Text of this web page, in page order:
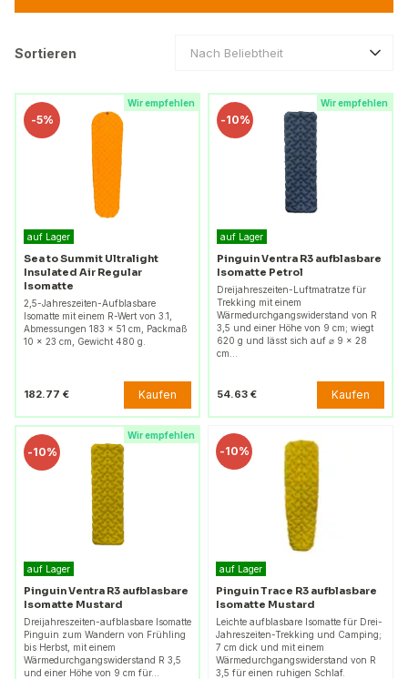
Sortieren Nach Beliebtheit
Wir empfehlen
-5%
auf Lager
Sea to Summit Ultralight
Insulated Air Regular
Isomatte
2,5-Jahreszeiten-Aufblasbare
Isomatte mit einem R-Wert von 3.1,
Abmessungen 183 x 51 cm, Packmaß
10 x 23 cm, Gewicht 480 g.
182.77 € Kaufen
Wir empfehlen
-10%
auf Lager
Pinguin Ventra R3 aufblasbare
Isomatte Petrol
Dreijahreszeiten-Luftmatratze für
Trekking mit einem
Wärmedurchgangswiderstand von R
3,5 und einer Höhe von 9 cm; wiegt
620 g und lässt sich auf ⌀ 9 × 28
cm…
54.63 € Kaufen
Wir empfehlen
-10%
auf Lager
Pinguin Ventra R3 aufblasbare
Isomatte Mustard
Dreijahreszeiten-aufblasbare Isomatte
Pinguin zum Wandern von Frühling
bis Herbst, mit einem
Wärmedurchgangswiderstand R 3,5
und einer Höhe von 9 cm für…
-10%
auf Lager
Pinguin Trace R3 aufblasbare
Isomatte Mustard
Leichte aufblasbare Isomatte für Drei-
Jahreszeiten-Trekking und Camping;
7 cm dick und mit einem
Wärmedurchgangswiderstand von R
3,5 für einen ruhigen Schlaf.